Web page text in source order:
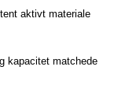
aktivt materiale
kapacitet matchede